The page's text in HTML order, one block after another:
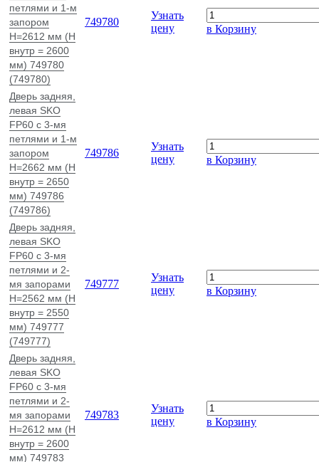
петлями и 1-м
запором
H=2612 мм (H
внутр = 2600
мм) 749780
(749780)
749780
Узнать
цену
в Корзину
Дверь задняя,
левая SKO
FP60 c 3-мя
петлями и 1-м
запором
H=2662 мм (H
внутр = 2650
мм) 749786
(749786)
749786
Узнать
цену
в Корзину
Дверь задняя,
левая SKO
FP60 c 3-мя
петлями и 2-
мя запорами
H=2562 мм (H
внутр = 2550
мм) 749777
(749777)
749777
Узнать
цену
в Корзину
Дверь задняя,
левая SKO
FP60 c 3-мя
петлями и 2-
мя запорами
H=2612 мм (H
внутр = 2600
мм) 749783
749783
Узнать
цену
в Корзину